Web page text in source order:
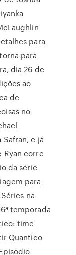
para
para
dia 26 de
ao
de
no
Safran, e já
Ryan corre
da série
para
na
temporada
time
Quantico